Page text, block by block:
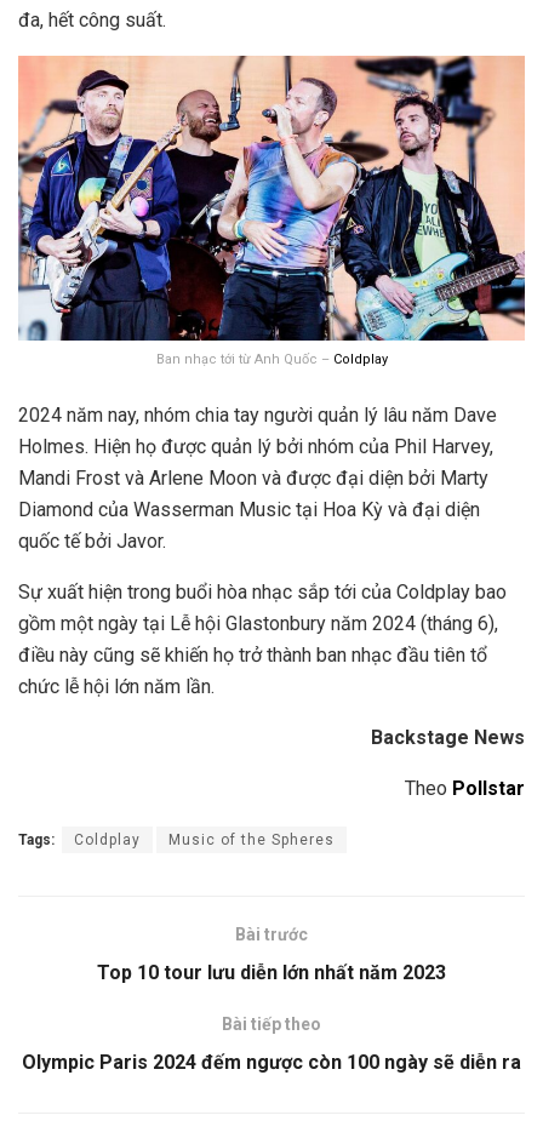
đa, hết công suất.
Ban nhạc tới từ Anh Quốc – Coldplay
2024 năm nay, nhóm chia tay người quản lý lâu năm Dave
Holmes. Hiện họ được quản lý bởi nhóm của Phil Harvey,
Mandi Frost và Arlene Moon và được đại diện bởi Marty
Diamond của Wasserman Music tại Hoa Kỳ và đại diện
quốc tế bởi Javor.
Sự xuất hiện trong buổi hòa nhạc sắp tới của Coldplay bao
gồm một ngày tại Lễ hội Glastonbury năm 2024 (tháng 6),
điều này cũng sẽ khiến họ trở thành ban nhạc đầu tiên tổ
chức lễ hội lớn năm lần.
Backstage News
Theo Pollstar
Tags: Coldplay Music of the Spheres
Bài trước
Top 10 tour lưu diễn lớn nhất năm 2023
Bài tiếp theo
Olympic Paris 2024 đếm ngược còn 100 ngày sẽ diễn ra